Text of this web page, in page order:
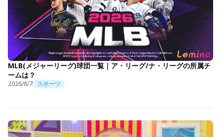
MLB(メジャーリーグ)球団一覧｜ア・リーグ/ナ・リーグの所属チ
ームは？
2026/8/7 スポーツ